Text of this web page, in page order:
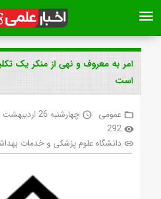
menu
امر به معروف و نهی از منکر یک
است
folder_open عمومی access_time چهارشنبه 26 اردیبهشت 1403 ساعت 7:2
visibility
292
link دانشگاه علوم پزشکی و خدمات